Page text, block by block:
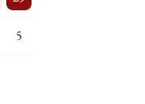
5
One event